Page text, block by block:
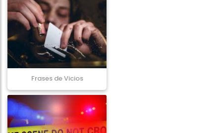
Frases de Vicios